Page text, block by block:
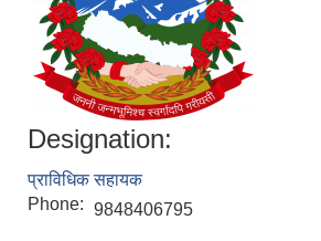
Designation:
प्राविधिक सहायक
Phone: 9848406795